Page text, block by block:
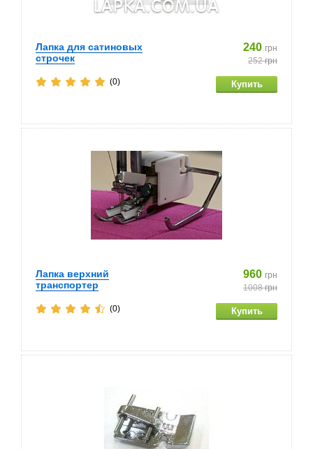
Лапка для сатиновых
строчек
240 грн
252грн
(0)
Лапка верхний
транспортер
960 грн
1008грн
(0)